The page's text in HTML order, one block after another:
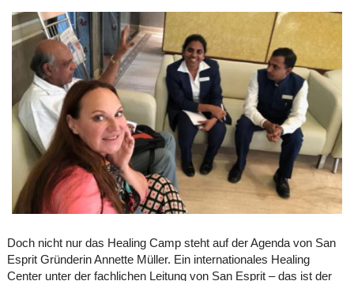
Doch nicht nur das Healing Camp steht auf der Agenda von San
Esprit Gründerin Annette Müller. Ein internationales Healing
Center unter der fachlichen Leitung von San Esprit – das ist der